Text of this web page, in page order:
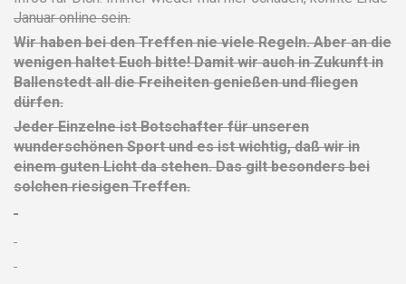
Januar online sein.
Wir haben bei den Treffen nie viele Regeln. Aber an die
wenigen haltet Euch bitte! Damit wir auch in Zukunft in
Ballenstedt all die Freiheiten genießen und fliegen
dürfen.
Jeder Einzelne ist Botschafter für unseren
wunderschönen Sport und es ist wichtig, daß wir in
einem guten Licht da stehen. Das gilt besonders bei
solchen riesigen Treffen.